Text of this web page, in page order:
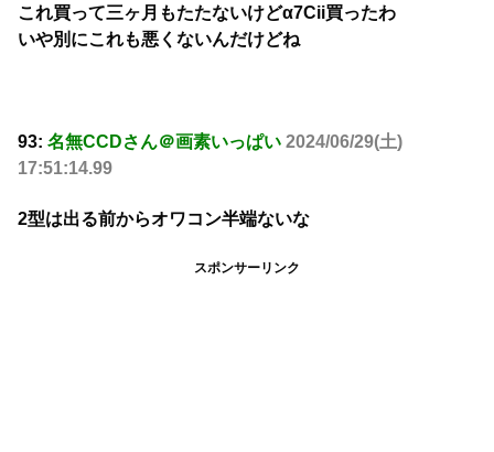
これ買って三ヶ月もたたないけどα7Cii買ったわ
いや別にこれも悪くないんだけどね
93: 名無CCDさん＠画素いっぱい 2024/06/29(土)
17:51:14.99
2型は出る前からオワコン半端ないな
スポンサーリンク